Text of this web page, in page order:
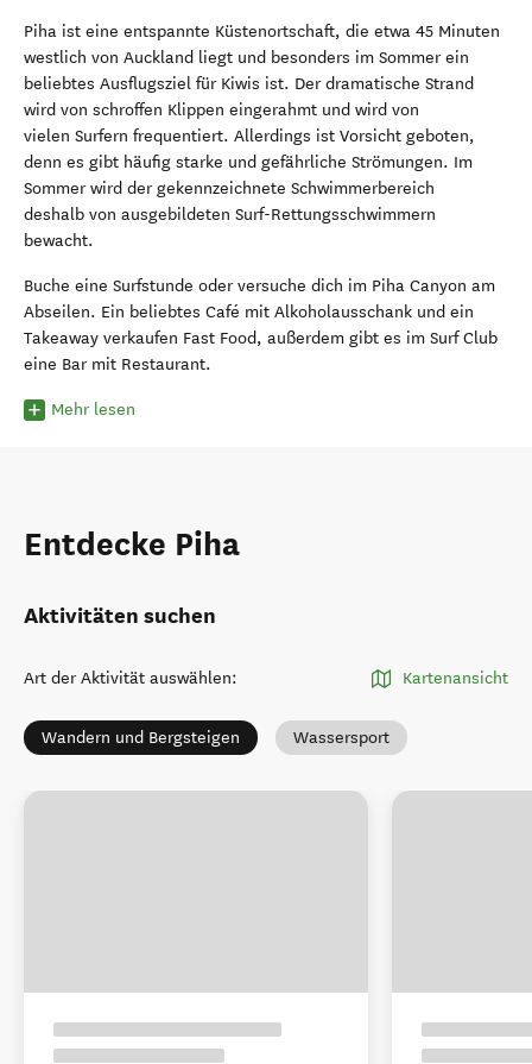
Piha ist eine entspannte Küstenortschaft, die etwa 45 Minuten
westlich von Auckland liegt und besonders im Sommer ein
beliebtes Ausflugsziel für Kiwis ist. Der dramatische Strand
wird von schroffen Klippen eingerahmt und wird von
vielen Surfern frequentiert. Allerdings ist Vorsicht geboten,
denn es gibt häufig starke und gefährliche Strömungen. Im
Sommer wird der gekennzeichnete Schwimmerbereich
deshalb von ausgebildeten Surf-Rettungsschwimmern
bewacht.
Buche eine Surfstunde oder versuche dich im Piha Canyon am
Abseilen. Ein beliebtes Café mit Alkoholausschank und ein
Takeaway verkaufen Fast Food, außerdem gibt es im Surf Club
eine Bar mit Restaurant.
Mehr lesen
Entdecke Piha
Aktivitäten suchen
Art der Aktivität auswählen: Kartenansicht
Wandern und Bergsteigen Wassersport